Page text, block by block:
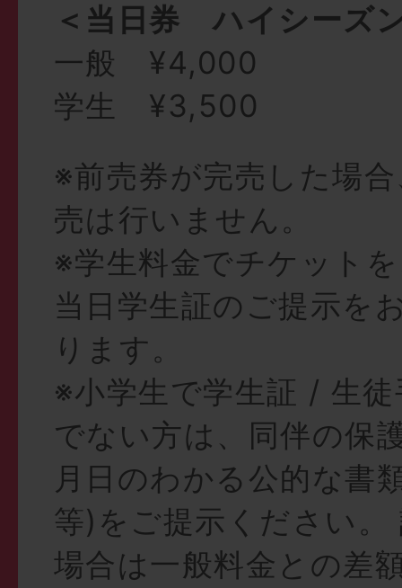
＜当日券 ハイシーズ
一般 ¥4,000
学生 ¥3,500
※前売券が完売した場
売は行いません。
※学生料金でチケット
当日学生証のご提示を
ります。
※小学生で学生証 / 生
でない方は、同伴の保
月日のわかる公的な書
等)をご提示ください。
場合は一般料金との差